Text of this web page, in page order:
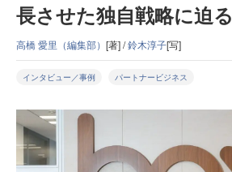
長させた独自戦略に迫る
高橋 愛里（編集部） [著] /鈴木淳子[写]
インタビュー／事例 パートナービジネス